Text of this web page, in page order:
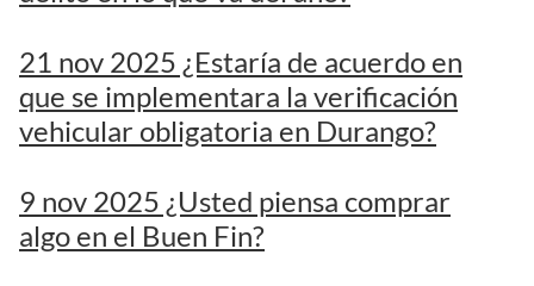
21 nov 2025 ¿Estaría de acuerdo en
que se implementara la verificación
vehicular obligatoria en Durango?
9 nov 2025 ¿Usted piensa comprar
algo en el Buen Fin?